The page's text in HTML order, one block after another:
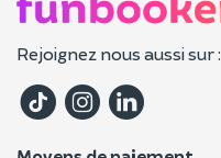
Rejoignez nous aussi sur :